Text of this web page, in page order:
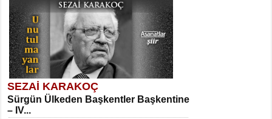
SITKI CANEY
Oruçla Devrim ve Özgürlüğe…...
Meral Yağmur
Eski Bir Şiir...
SEZAİ KARAKOÇ
Sürgün Ülkeden Başkentler Başkentine
– IV...